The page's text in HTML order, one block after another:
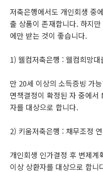
저축은행에서도 개인회생 중
출 상품이 존재합니다. 하지
에만 받는 것이 좋습니다.
1) 웰컴저축은행 : 웰컴희망대
만 20세 이상의 소득증빙 가
면책결정이 확정된 자 중에
자를 대상으로 합니다.
2) 키움저축은행 : 채무조정
개인회생 인가결정 후 변제계
이상 상환자를 대상으로 합니